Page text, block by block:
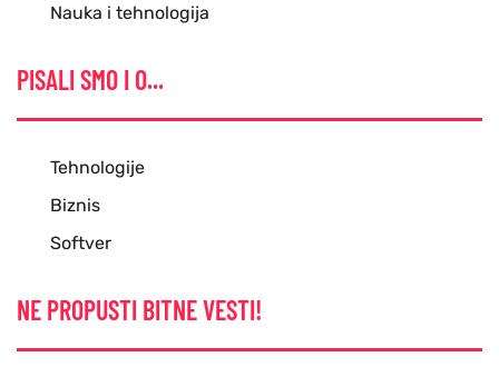
Nauka i tehnologija
PISALI SMO I O...
Tehnologije
Biznis
Softver
NE PROPUSTI BITNE VESTI!